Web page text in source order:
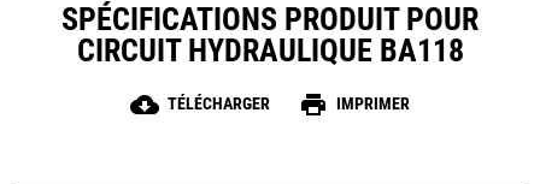
SPÉCIFICATIONS PRODUIT POUR
CIRCUIT HYDRAULIQUE BA118
cloud_download TÉLÉCHARGER print IMPRIMER